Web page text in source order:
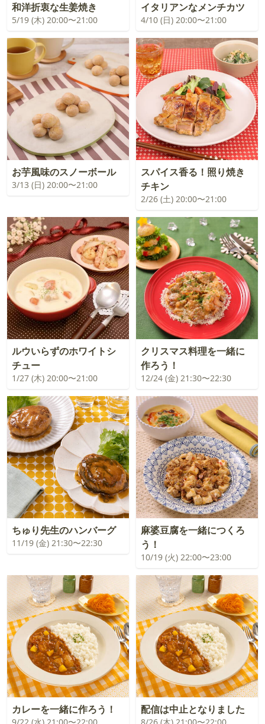
和洋折衷な生姜焼き
5/19 (木) 20:00〜21:00
イタリアンなメンチカツ
4/10 (日) 20:00〜21:00
お芋風味のスノーボール
3/13 (日) 20:00〜21:00
スパイス香る！照り焼き
チキン
2/26 (土) 20:00〜21:00
ルウいらずのホワイトシ
チュー
1/27 (木) 20:00〜21:00
クリスマス料理を一緒に
作ろう！
12/24 (金) 21:30〜22:30
ちゅり先生のハンバーグ
11/19 (金) 21:30〜22:30
麻婆豆腐を一緒につくろ
う！
10/19 (火) 22:00〜23:00
カレーを一緒に作ろう！ 配信は中止となりました